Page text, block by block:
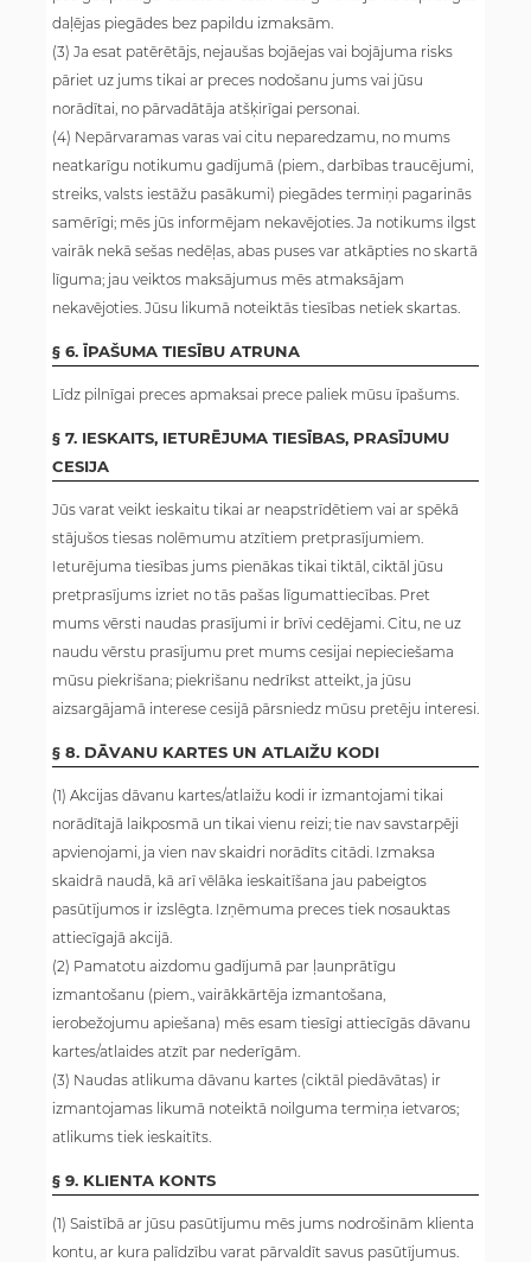
daļējas piegādes bez papildu izmaksām.
(3) Ja esat patērētājs, nejaušas bojāejas vai bojājuma risks
pāriet uz jums tikai ar preces nodošanu jums vai jūsu
norādītai, no pārvadātāja atšķirīgai personai.
(4) Nepārvaramas varas vai citu neparedzamu, no mums
neatkarīgu notikumu gadījumā (piem., darbības traucējumi,
streiks, valsts iestāžu pasākumi) piegādes termiņi pagarinās
samērīgi; mēs jūs informējam nekavējoties. Ja notikums ilgst
vairāk nekā sešas nedēļas, abas puses var atkāpties no skartā
līguma; jau veiktos maksājumus mēs atmaksājam
nekavējoties. Jūsu likumā noteiktās tiesības netiek skartas.
§ 6. ĪPAŠUMA TIESĪBU ATRUNA
Līdz pilnīgai preces apmaksai prece paliek mūsu īpašums.
§ 7. IESKAITS, IETURĒJUMA TIESĪBAS, PRASĪJUMU
CESIJA
Jūs varat veikt ieskaitu tikai ar neapstrīdētiem vai ar spēkā
stājušos tiesas nolēmumu atzītiem pretprasījumiem.
Ieturējuma tiesības jums pienākas tikai tiktāl, ciktāl jūsu
pretprasījums izriet no tās pašas līgumattiecības. Pret
mums vērsti naudas prasījumi ir brīvi cedējami. Citu, ne uz
naudu vērstu prasījumu pret mums cesijai nepieciešama
mūsu piekrišana; piekrišanu nedrīkst atteikt, ja jūsu
aizsargājamā interese cesijā pārsniedz mūsu pretēju interesi.
§ 8. DĀVANU KARTES UN ATLAIŽU KODI
(1) Akcijas dāvanu kartes/atlaižu kodi ir izmantojami tikai
norādītajā laikposmā un tikai vienu reizi; tie nav savstarpēji
apvienojami, ja vien nav skaidri norādīts citādi. Izmaksa
skaidrā naudā, kā arī vēlāka ieskaitīšana jau pabeigtos
pasūtījumos ir izslēgta. Izņēmuma preces tiek nosauktas
attiecīgajā akcijā.
(2) Pamatotu aizdomu gadījumā par ļaunprātīgu
izmantošanu (piem., vairākkārtēja izmantošana,
ierobežojumu apiešana) mēs esam tiesīgi attiecīgās dāvanu
kartes/atlaides atzīt par nederīgām.
(3) Naudas atlikuma dāvanu kartes (ciktāl piedāvātas) ir
izmantojamas likumā noteiktā noilguma termiņa ietvaros;
atlikums tiek ieskaitīts.
§ 9. KLIENTA KONTS
(1) Saistībā ar jūsu pasūtījumu mēs jums nodrošinām klienta
kontu, ar kura palīdzību varat pārvaldīt savus pasūtījumus.